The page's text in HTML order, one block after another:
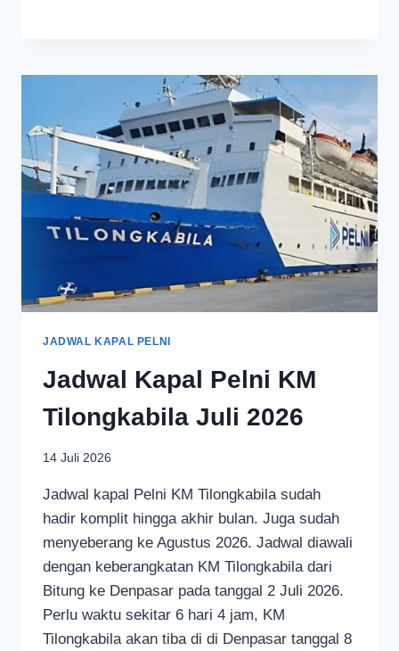
JADWAL KAPAL PELNI
Jadwal Kapal Pelni KM
Tilongkabila Juli 2026
14 Juli 2026
Jadwal kapal Pelni KM Tilongkabila sudah
hadir komplit hingga akhir bulan. Juga sudah
menyeberang ke Agustus 2026. Jadwal diawali
dengan keberangkatan KM Tilongkabila dari
Bitung ke Denpasar pada tanggal 2 Juli 2026.
Perlu waktu sekitar 6 hari 4 jam, KM
Tilongkabila akan tiba di di Denpasar tanggal 8